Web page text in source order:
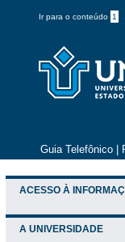
Ir para o conteúdo 1
Guia Telefônico
ACESSO À
A UNIVERSIDADE